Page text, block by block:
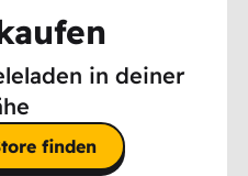
in deiner
finden